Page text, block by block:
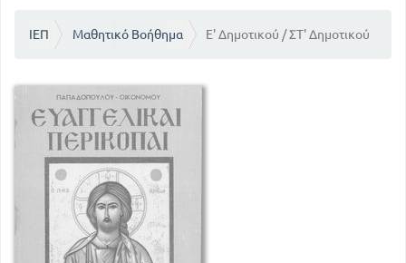
ΙΕΠ Μαθητικό Βοήθημα Ε' Δημοτικού / ΣΤ' Δημοτικού